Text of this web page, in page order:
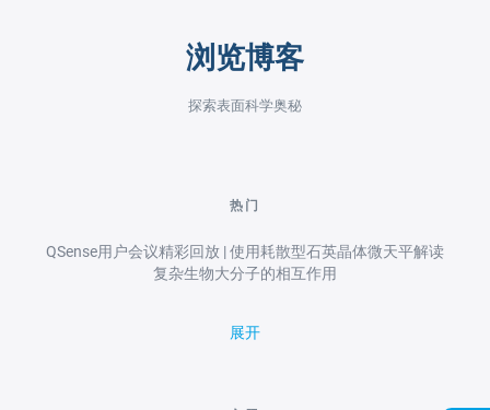
浏览博客
探索表面科学奥秘
热门
QSense用户会议精彩回放 | 使用耗散型石英晶体微天平解读
复杂生物大分子的相互作用
展开